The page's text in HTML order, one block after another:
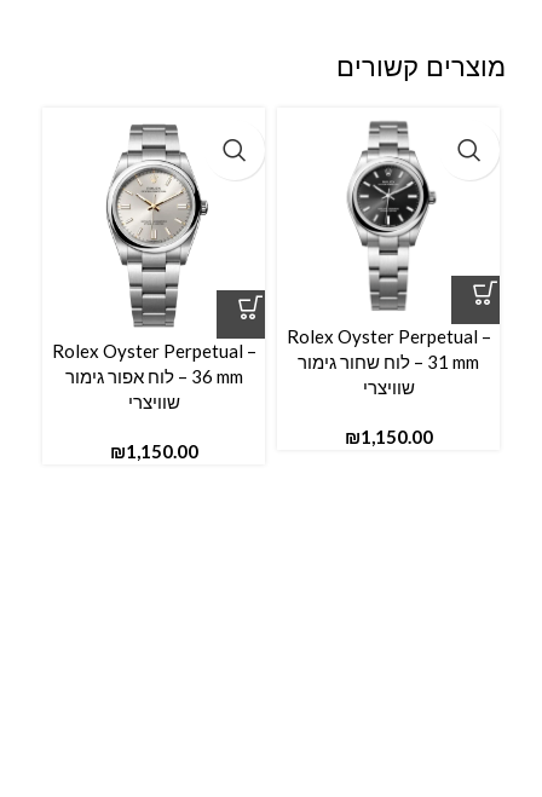
מוצרים קשורים
Rolex Oyster Perpetual –
31 mm – לוח שחור גימור
שוויצרי
₪
Rolex Oyster Perpetual –
36 mm – לוח אפור גימור
שוויצרי
₪